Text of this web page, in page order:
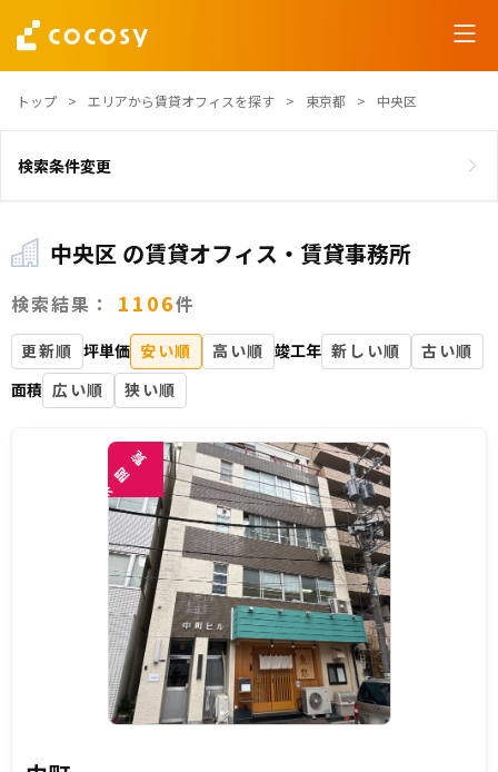
トップ エリアから賃貸オフィスを探す 東京都 中央区
検索条件変更
中央区 の賃貸オフィス・賃貸事務所
検索結果： 1106件
更新順 坪単価 安い順 高い順 竣工年 新しい順
古い順
面積 広い順 狭い順
未
閲
覧